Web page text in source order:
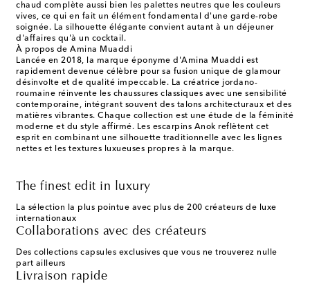
chaud complète aussi bien les palettes neutres que les couleurs
vives, ce qui en fait un élément fondamental d'une garde-robe
soignée. La silhouette élégante convient autant à un déjeuner
d'affaires qu'à un cocktail.
À propos de Amina Muaddi
Lancée en 2018, la marque éponyme d'Amina Muaddi est
rapidement devenue célèbre pour sa fusion unique de glamour
désinvolte et de qualité impeccable. La créatrice jordano-
roumaine réinvente les chaussures classiques avec une sensibilité
contemporaine, intégrant souvent des talons architecturaux et des
matières vibrantes. Chaque collection est une étude de la féminité
moderne et du style affirmé. Les escarpins Anok reflètent cet
esprit en combinant une silhouette traditionnelle avec les lignes
nettes et les textures luxueuses propres à la marque.
The finest edit in luxury
La sélection la plus pointue avec plus de 200 créateurs de luxe
internationaux
Collaborations avec des créateurs
Des collections capsules exclusives que vous ne trouverez nulle
part ailleurs
Livraison rapide